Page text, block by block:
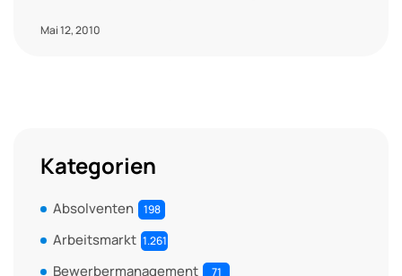
Mai 12, 2010
Kategorien
Absolventen 198
Arbeitsmarkt 1.261
Bewerbermanagement 71